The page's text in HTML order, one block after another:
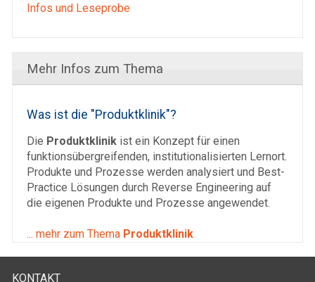
Infos und Leseprobe
Mehr Infos zum Thema
Was ist die "Produktklinik"?
Die Produktklinik ist ein Konzept für einen
funktionsübergreifenden, institutionalisierten Lernort.
Produkte und Prozesse werden analysiert und Best-
Practice Lösungen durch Reverse Engineering auf
die eigenen Produkte und Prozesse angewendet.
... mehr zum Thema Produktklinik
KONTAKT